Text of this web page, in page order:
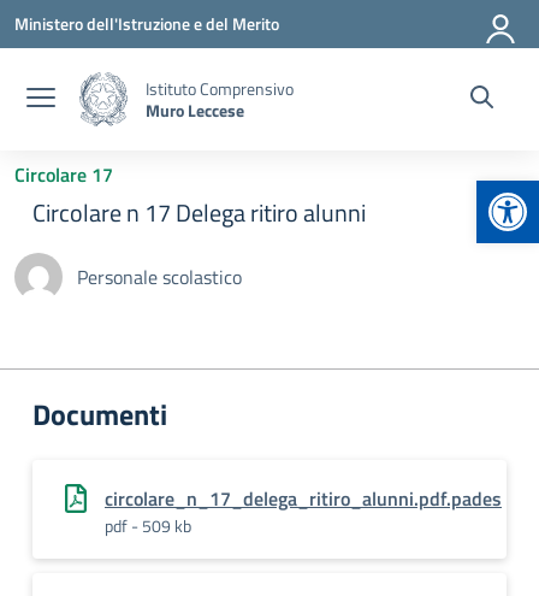
Vai ai contenuti
Vai al menu di navigazione
Vai al footer
Ministero dell'Istruzione e del Merito
Istituto Comprensivo
Muro Leccese
Circolare 17
Circolare n 17 Delega ritiro alunni
Personale scolastico
Documenti
circolare_n_17_delega_ritiro_alunni.pdf.pades
pdf - 509 kb